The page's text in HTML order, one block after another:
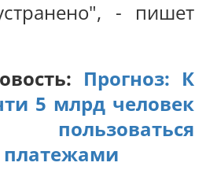
- пишет
Прогноз: К
5 млрд человек